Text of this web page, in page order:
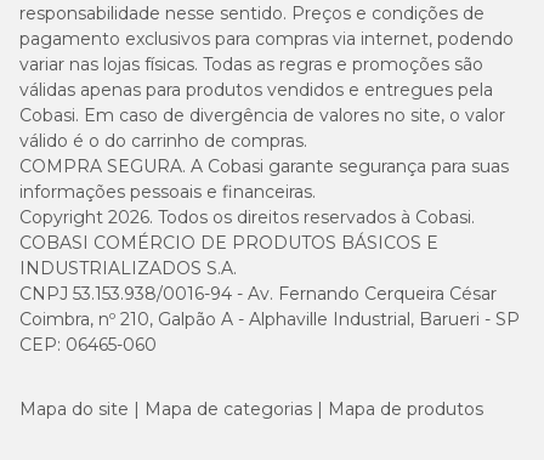
responsabilidade nesse sentido. Preços e condições de
pagamento exclusivos para compras via internet, podendo
variar nas lojas físicas. Todas as regras e promoções são
válidas apenas para produtos vendidos e entregues pela
Cobasi. Em caso de divergência de valores no site, o valor
válido é o do carrinho de compras.
COMPRA SEGURA. A Cobasi garante segurança para suas
informações pessoais e financeiras.
Copyright 2026. Todos os direitos reservados à Cobasi.
COBASI COMÉRCIO DE PRODUTOS BÁSICOS E
INDUSTRIALIZADOS S.A.
CNPJ 53.153.938/0016-94 - Av. Fernando Cerqueira César
Coimbra, nº 210, Galpão A - Alphaville Industrial, Barueri - SP
CEP: 06465-060
Mapa do site Mapa de categorias Mapa de produtos